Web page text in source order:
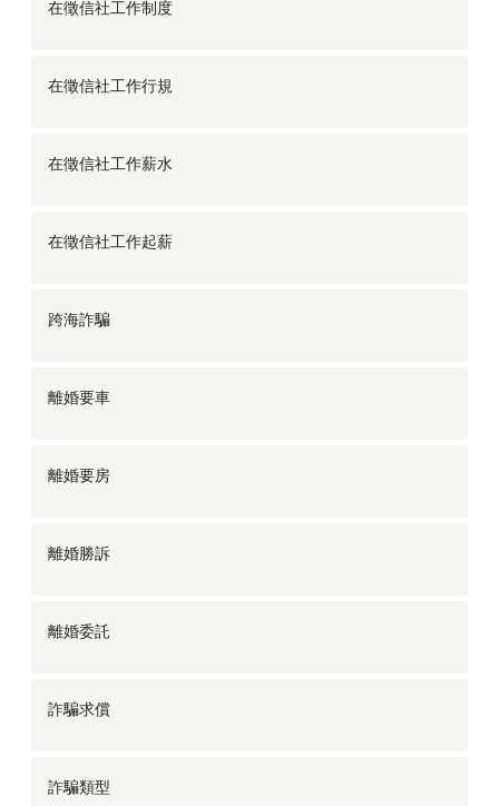
在徵信社工作制度
在徵信社工作行規
在徵信社工作薪水
在徵信社工作起薪
跨海詐騙
離婚要車
離婚要房
離婚勝訴
離婚委託
詐騙求償
詐騙類型